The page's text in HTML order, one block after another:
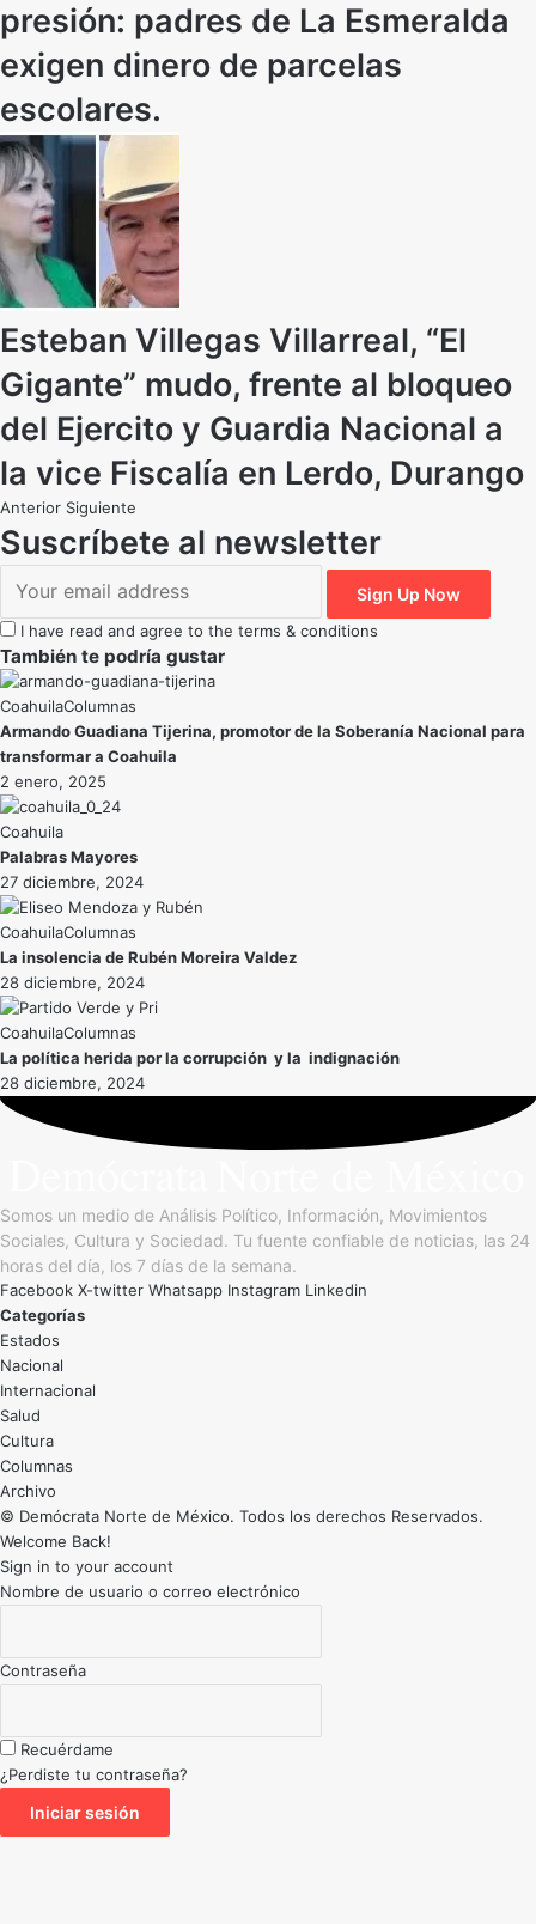
presión: padres de La Esmeralda
exigen dinero de parcelas
escolares.
Esteban Villegas Villarreal, “El
Gigante” mudo, frente al bloqueo
del Ejercito y Guardia Nacional a
la vice Fiscalía en Lerdo, Durango
Anterior Siguiente
Suscríbete al newsletter
I have read and agree to the terms & conditions
También te podría gustar
Coahuila
Armando Guadiana Tijerina, promotor de la Soberanía Nacional para
transformar a Coahuila
2 enero, 2025
Coahuila
Palabras Mayores
27 diciembre, 2024
Coahuila
La insolencia de Rubén Moreira Valdez
28 diciembre, 2024
Coahuila
La política herida por la corrupción y la indignación
28 diciembre, 2024
Somos un medio de Análisis Político, Información, Movimientos
Sociales, Cultura y Sociedad. Tu fuente confiable de noticias, las 24
horas del día, los 7 días de la semana.
Facebook X-twitter Whatsapp Instagram Linkedin
Categorías
Estados
Nacional
Internacional
Salud
Cultura
Archivo
© Demócrata Norte de México. Todos los derechos Reservados.
Welcome Back!
Sign in to your account
Nombre de usuario o correo electrónico
Contraseña
Recuérdame
¿Perdiste tu contraseña?